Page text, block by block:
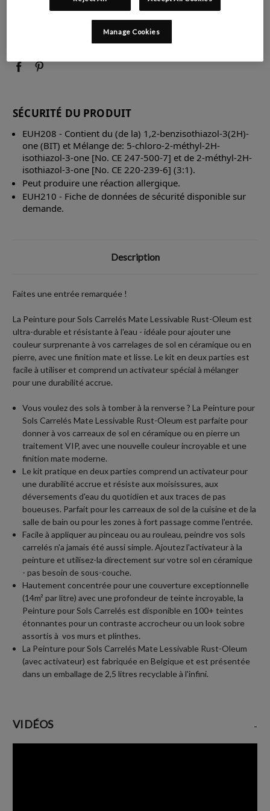
QUANTITÉ
SÉCURITÉ DU PRODUIT
EUH208 - Contient du (de la) 1,2-benzisothiazol-3(2H)-
one (BIT) et Mélange de: 5-chloro-2-méthyl-2H-
isothiazol-3-one [No. CE 247-500-7] et de 2-méthyl-2H-
isothiazol-3-one [No. CE 220-239-6] (3:1).
Peut produire une réaction allergique.
EUH210 - Fiche de données de sécurité disponible sur
demande.
Description
Faites une entrée remarquée !
La Peinture pour Sols Carrelés Mate Lessivable Rust-Oleum est
ultra-durable et résistante à l'eau - idéale pour ajouter une
couleur surprenante à vos carrelages de sol en céramique ou en
pierre, avec une finition mate et lisse. Le kit en deux parties est
facile à utiliser et comprend un activateur spécial à mélanger
pour une durabilité accrue.
Vous voulez des sols à tomber à la renverse ? La Peinture pour
Sols Carrelés Mate Lessivable Rust-Oleum est parfaite pour
donner à vos carreaux de sol en céramique ou en pierre un
traitement VIP, avec une nouvelle couleur incroyable et une
finition mate moderne.
Le kit pratique en deux parties comprend un activateur pour
une durabilité accrue et résiste aux moisissures, aux
déversements d'eau du quotidien et aux traces de pas
boueuses. Parfait pour les carreaux de sol de la cuisine et de la
salle de bain ou pour les zones à fort passage comme l'entrée.
Facile à appliquer au pinceau ou au rouleau, peindre vos sols
carrelés n'a jamais été aussi simple. Ajoutez l'activateur à la
peinture et utilisez-la directement sur votre sol en céramique
- pas besoin de sous-couche.
Hautement concentrée pour une couverture exceptionnelle
(14m² par litre) avec une profondeur de teinte incroyable, la
Peinture pour Sols Carrelés est disponible en 100+ teintes
étonnantes pour un contraste accrocheur ou un look sobre
assortis à vos murs et plinthes.
La Peinture pour Sols Carrelés Mate Lessivable Rust-Oleum
(avec activateur) est fabriquée en Belgique et est présentée
dans un emballage de 2,5 litres recyclable à l'infini.
VIDÉOS -
Manage Cookies